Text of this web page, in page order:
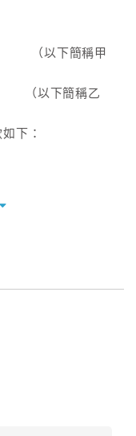
以下簡稱甲
下簡稱乙
下：
方約定方式即時